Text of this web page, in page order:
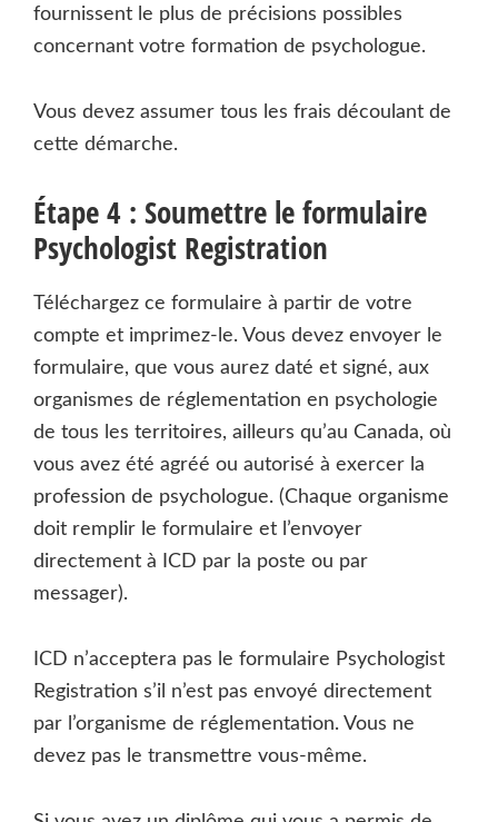
fournissent le plus de précisions possibles
concernant votre formation de psychologue.
Vous devez assumer tous les frais découlant de
cette démarche.
Étape 4 : Soumettre le formulaire
Psychologist Registration
Téléchargez ce formulaire à partir de votre
compte et imprimez-le. Vous devez envoyer le
formulaire, que vous aurez daté et signé, aux
organismes de réglementation en psychologie
de tous les territoires, ailleurs qu’au Canada, où
vous avez été agréé ou autorisé à exercer la
profession de psychologue. (Chaque organisme
doit remplir le formulaire et l’envoyer
directement à ICD par la poste ou par
messager).
ICD n’acceptera pas le formulaire Psychologist
Registration s’il n’est pas envoyé directement
par l’organisme de réglementation. Vous ne
devez pas le transmettre vous-même.